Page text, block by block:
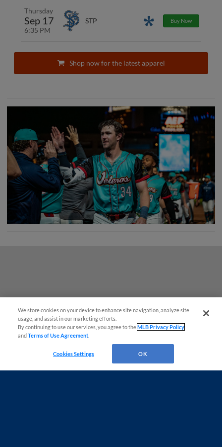
Thursday
Sep 17
6:35 PM
STP Promotions
Buy Now
Shop now for the latest apparel
We store cookies on your device to enhance site navigation, analyze site
usage, and assist in our marketing efforts.
By continuing to use our services, you agree to theMLB Privacy Policy
andTerms of Use Agreement
Cookies Settings OK